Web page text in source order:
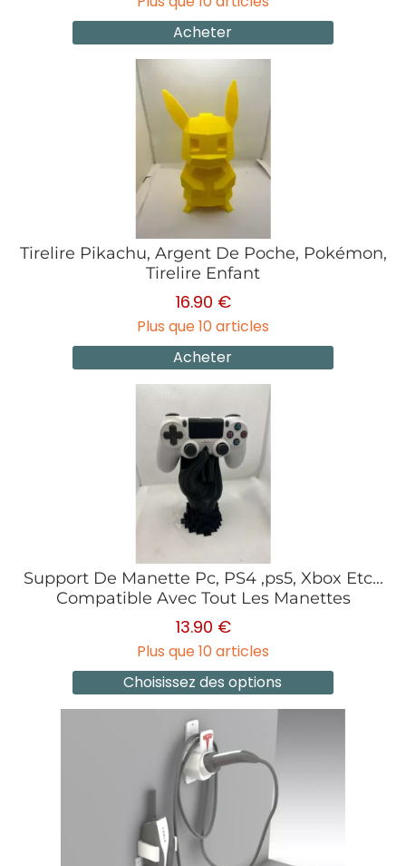
Acheter
Tirelire Pikachu, Argent De Poche, Pokémon,
Tirelire Enfant
16.90 €
Plus que 10 articles
Acheter
Support De Manette Pc, PS4 ,ps5, Xbox Etc...
Compatible Avec Tout Les Manettes
13.90 €
Plus que 10 articles
Choisissez des options